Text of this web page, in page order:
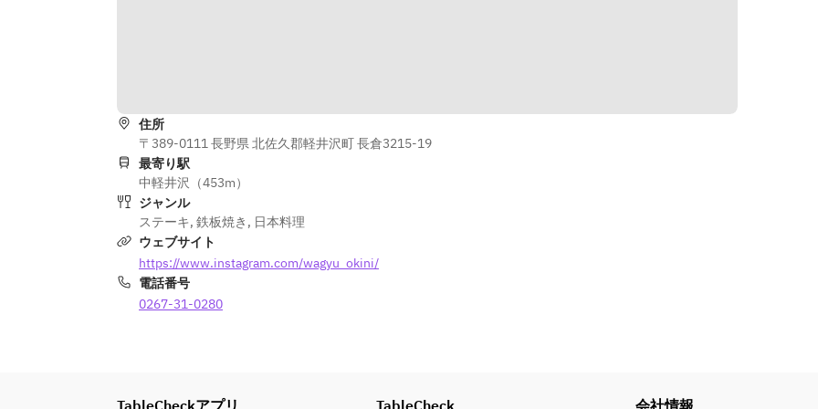
住所
〒389-0111 長野県 北佐久郡軽井沢町 長倉3215-19
最寄り駅
中軽井沢（453m）
ジャンル
ステーキ, 鉄板焼き , 日本料理
ウェブサイト
https://www.instagram.com/wagyu_okini/
電話番号
0267-31-0280
TableCheckアプリ TableCheck 会社情報